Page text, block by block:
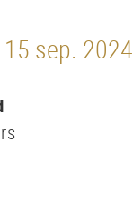
15 sep. 2024